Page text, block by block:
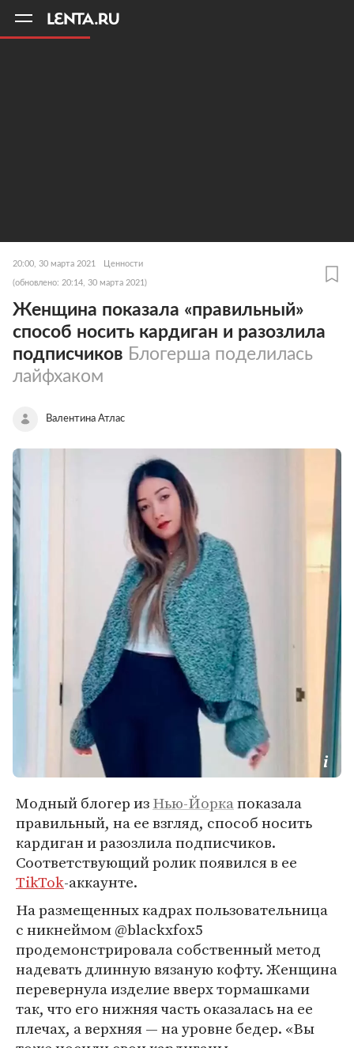
20:00, 30 марта 2021 Ценности
(обновлено: 20:14, 30 марта 2021)
Женщина показала «правильный»
способ носить кардиган и разозлила
подписчиков Блогерша поделилась
лайфхаком
Валентина Атлас
Модный блогер изНью-Йоркапоказала
правильный, на ее взгляд, способ носить
кардиган и разозлила подписчиков.
Соответствующий ролик появился в ее
TikTok-аккаунте.
На размещенных кадрах пользовательница
с никнеймом @blackxfox5
продемонстрировала собственный метод
надевать длинную вязаную кофту. Женщина
перевернула изделие вверх тормашками
так, что его нижняя часть оказалась на ее
плечах, а верхняя — на уровне бедер. «Вы